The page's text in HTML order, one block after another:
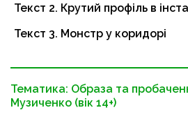
Текст 2. Крутий профіль в
Текст 3. Монстр у коридорі
Тематика: Образа та
Музиченко (вік 14+)